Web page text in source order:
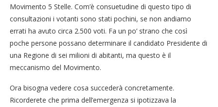
Movimento 5 Stelle. Com’è consuetudine di questo tipo di
consultazioni i votanti sono stati pochini, se non andiamo
errati ha avuto circa 2.500 voti. Fa un po’ strano che così
poche persone possano determinare il candidato Presidente di
una Regione di sei milioni di abitanti, ma questo è il
meccanismo del Movimento.
Ora bisogna vedere cosa succederà concretamente.
Ricorderete che prima dell’emergenza si ipotizzava la